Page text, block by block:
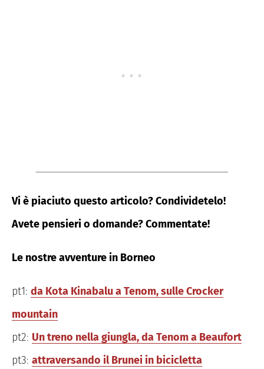
Vi è piaciuto questo articolo? Condividetelo!
Avete pensieri o domande? Commentate!
Le nostre avventure in Borneo
pt1: da Kota Kinabalu a Tenom, sulle Crocker
mountain
pt2: Un treno nella giungla, da Tenom a Beaufort
pt3: attraversando il Brunei in bicicletta